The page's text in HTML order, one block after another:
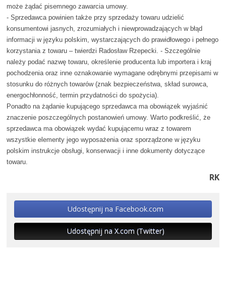
może żądać pisemnego zawarcia umowy.
- Sprzedawca powinien także przy sprzedaży towaru udzielić
konsumentowi jasnych, zrozumiałych i niewprowadzających w błąd
informacji w języku polskim, wystarczających do prawidłowego i pełnego
korzystania z towaru – twierdzi Radosław Rzepecki. - Szczególnie
należy podać nazwę towaru, określenie producenta lub importera i kraj
pochodzenia oraz inne oznakowanie wymagane odrębnymi przepisami w
stosunku do różnych towarów (znak bezpieczeństwa, skład surowca,
energochłonność, termin przydatności do spożycia).
Ponadto na żądanie kupującego sprzedawca ma obowiązek wyjaśnić
znaczenie poszczególnych postanowień umowy. Warto podkreślić, że
sprzedawca ma obowiązek wydać kupującemu wraz z towarem
wszystkie elementy jego wyposażenia oraz sporządzone w języku
polskim instrukcje obsługi, konserwacji i inne dokumenty dotyczące
towaru.
RK
Udostępnij na Facebook.com
Udostępnij na X.com (Twitter)